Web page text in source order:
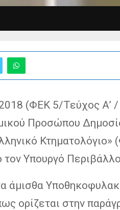
(ΦΕΚ 5/Τεύχος Α’ /
Προσώπου
Κτηματολόγιο»
Υπουργό
άμισθα
ορίζεται στην